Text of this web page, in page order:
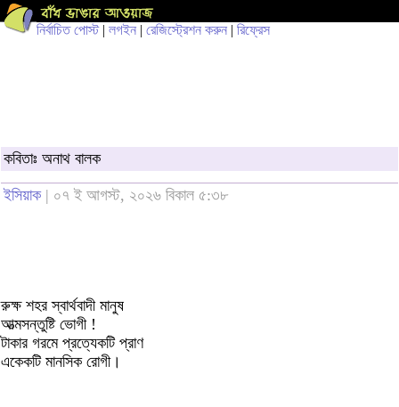
নির্বাচিত পোস্ট| লগইন | রেজিস্ট্রেশন করুন | রিফ্রেস
কবিতাঃ অনাথ বালক
ইসিয়াক| ০৭ ই আগস্ট, ২০২৬ বিকাল ৫:৩৮
রুক্ষ শহর স্বার্থবাদী মানুষ
আত্মসন্তুষ্টি ভোগী !
টাকার গরমে প্রত্যেকটি প্রাণ
একেকটি মানসিক রোগী।